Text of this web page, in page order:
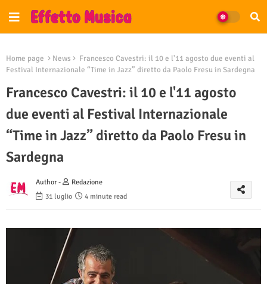
Home page News
Francesco Cavestri: il 10 e l'11 agosto due eventi al
Festival Internazionale “Time in Jazz” diretto da Paolo Fresu in Sardegna
Francesco Cavestri: il 10 e l'11 agosto
due eventi al Festival Internazionale
“Time in Jazz” diretto da Paolo Fresu in
Sardegna
Author -
Redazione
31 luglio
4 minute read